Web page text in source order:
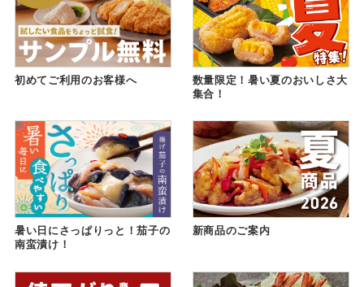
初めてご利用のお客様へ
数量限定！暑い夏のおいしさ大
集合！
暑い日にさっぱりっと！茄子の
南蛮漬け！
新商品のご案内